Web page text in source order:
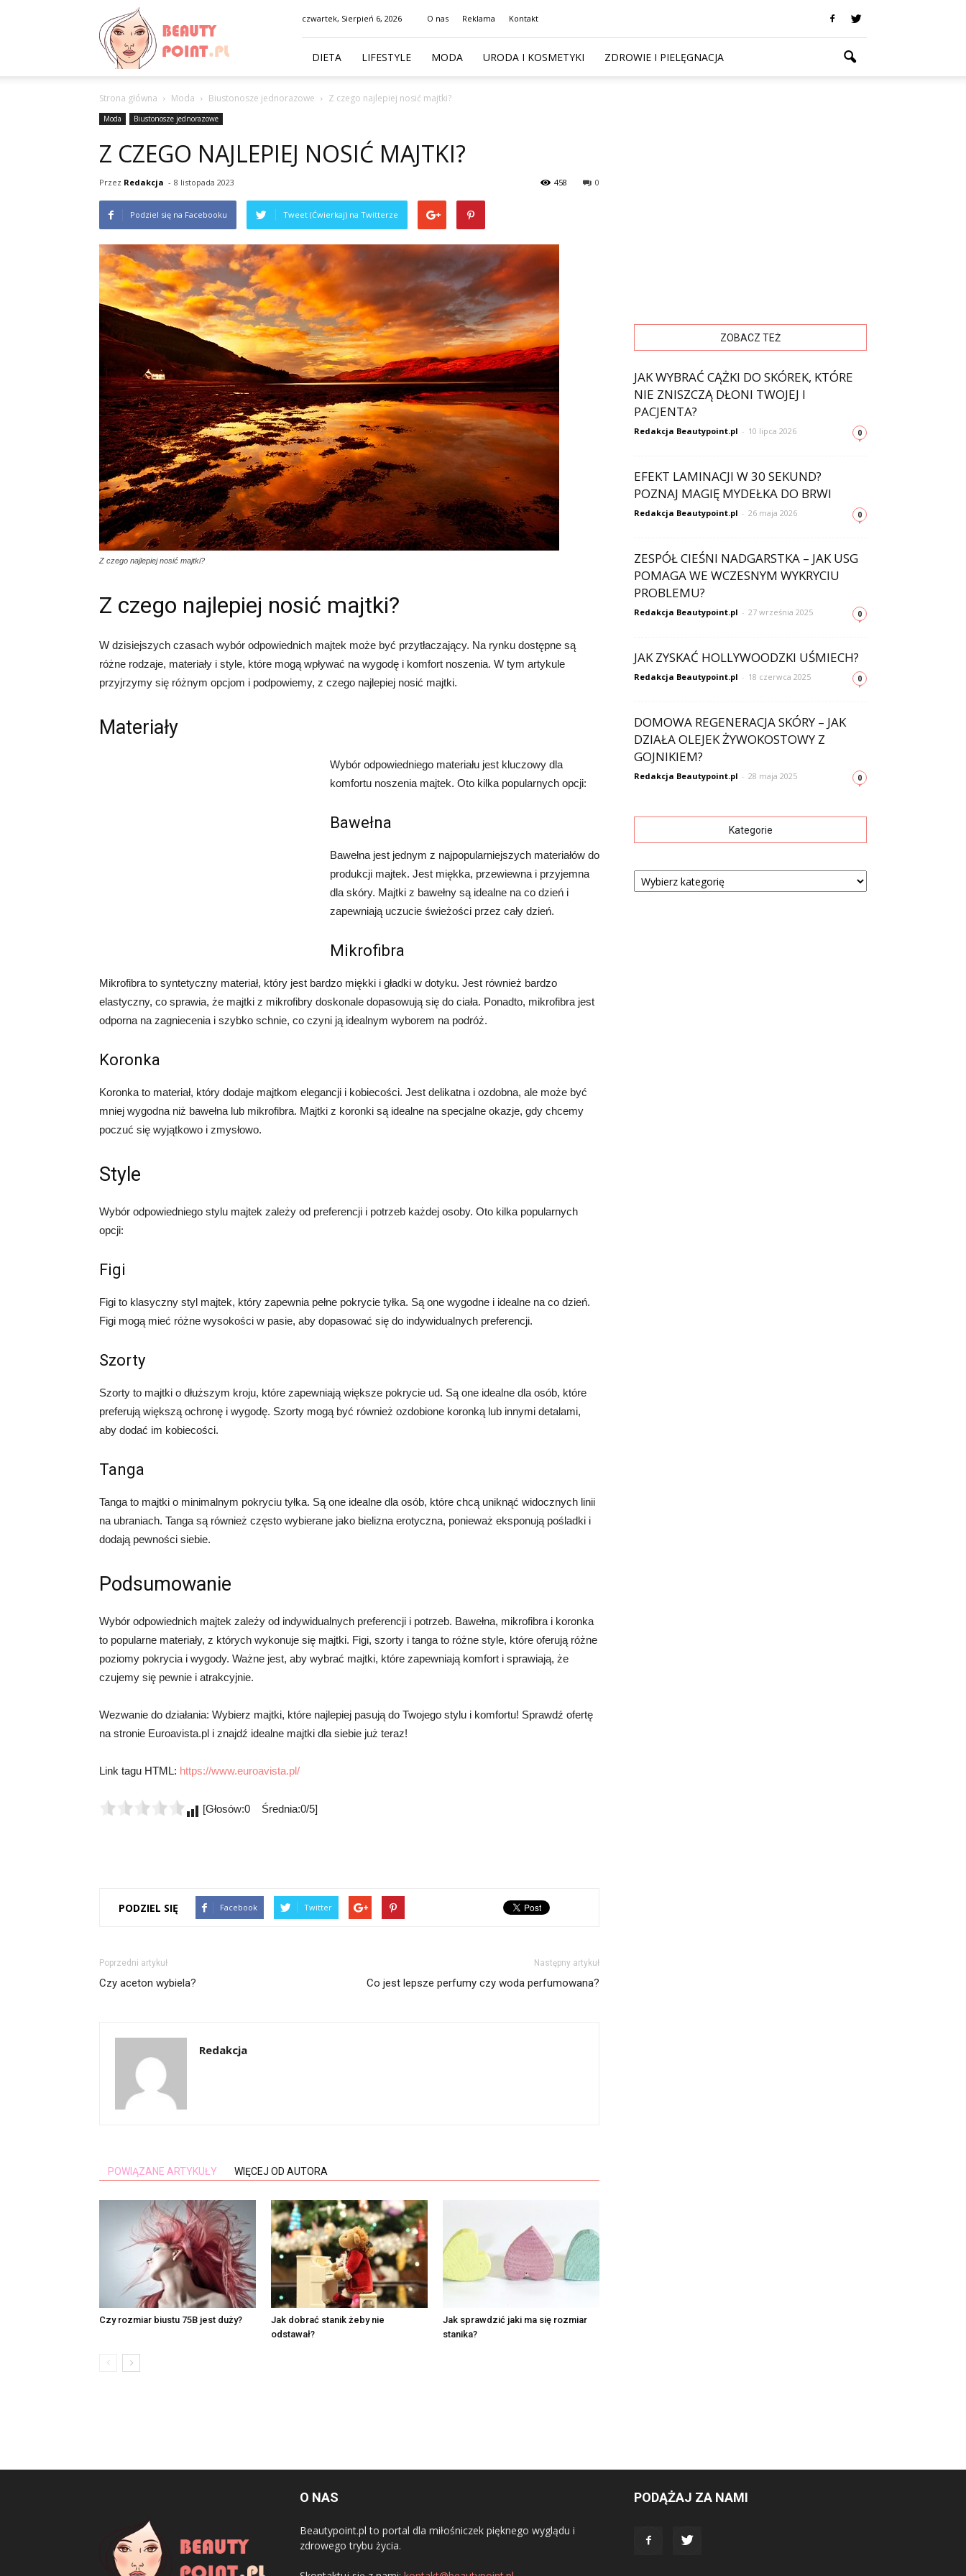
BeautyPoint.pl
czwartek, Sierpień 6, 2026 O nas Reklama Kontakt
DIETA LIFESTYLE MODA URODA I KOSMETYKI ZDROWIE I PIELĘGNACJA
Strona główna Moda Biustonosze jednorazowe Z czego najlepiej nosić majtki?
Moda Biustonosze jednorazowe
Z CZEGO NAJLEPIEJ NOSIĆ MAJTKI?
Przez Redakcja - 8 listopada 2023 0
458
Podziel się na Facebooku Tweet (Ćwierkaj) na Twitterze
Z czego najlepiej nosić majtki?
Z czego najlepiej nosić majtki?
W dzisiejszych czasach wybór odpowiednich majtek może być przytłaczający. Na rynku dostępne są
różne rodzaje, materiały i style, które mogą wpływać na wygodę i komfort noszenia. W tym artykule
przyjrzymy się różnym opcjom i podpowiemy, z czego najlepiej nosić majtki.
Materiały
Wybór odpowiedniego materiału jest kluczowy dla
komfortu noszenia majtek. Oto kilka popularnych opcji:
Bawełna
Bawełna jest jednym z najpopularniejszych materiałów do
produkcji majtek. Jest miękka, przewiewna i przyjemna
dla skóry. Majtki z bawełny są idealne na co dzień i
zapewniają uczucie świeżości przez cały dzień.
Mikrofibra
Mikrofibra to syntetyczny materiał, który jest bardzo miękki i gładki w dotyku. Jest również bardzo
elastyczny, co sprawia, że majtki z mikrofibry doskonale dopasowują się do ciała. Ponadto, mikrofibra jest
odporna na zagniecenia i szybko schnie, co czyni ją idealnym wyborem na podróż.
Koronka
Koronka to materiał, który dodaje majtkom elegancji i kobiecości. Jest delikatna i ozdobna, ale może być
mniej wygodna niż bawełna lub mikrofibra. Majtki z koronki są idealne na specjalne okazje, gdy chcemy
poczuć się wyjątkowo i zmysłowo.
Style
Wybór odpowiedniego stylu majtek zależy od preferencji i potrzeb każdej osoby. Oto kilka popularnych
opcji:
Figi
Figi to klasyczny styl majtek, który zapewnia pełne pokrycie tyłka. Są one wygodne i idealne na co dzień.
Figi mogą mieć różne wysokości w pasie, aby dopasować się do indywidualnych preferencji.
Szorty
Szorty to majtki o dłuższym kroju, które zapewniają większe pokrycie ud. Są one idealne dla osób, które
preferują większą ochronę i wygodę. Szorty mogą być również ozdobione koronką lub innymi detalami,
aby dodać im kobiecości.
Tanga
Tanga to majtki o minimalnym pokryciu tyłka. Są one idealne dla osób, które chcą uniknąć widocznych linii
na ubraniach. Tanga są również często wybierane jako bielizna erotyczna, ponieważ eksponują pośladki i
dodają pewności siebie.
Podsumowanie
Wybór odpowiednich majtek zależy od indywidualnych preferencji i potrzeb. Bawełna, mikrofibra i koronka
to popularne materiały, z których wykonuje się majtki. Figi, szorty i tanga to różne style, które oferują różne
poziomy pokrycia i wygody. Ważne jest, aby wybrać majtki, które zapewniają komfort i sprawiają, że
czujemy się pewnie i atrakcyjnie.
Wezwanie do działania: Wybierz majtki, które najlepiej pasują do Twojego stylu i komfortu! Sprawdź ofertę
na stronie Euroavista.pl i znajdź idealne majtki dla siebie już teraz!
Link tagu HTML: https://www.euroavista.pl/
[Głosów:0 Średnia:0/5]
PODZIEL SIĘ Facebook Twitter
Poprzedni artykuł
Czy aceton wybiela?
Następny artykuł
Co jest lepsze perfumy czy woda perfumowana?
Redakcja
POWIĄZANE ARTYKUŁY WIĘCEJ OD AUTORA
Czy rozmiar biustu 75B jest duży?
Jak dobrać stanik żeby nie
odstawał?
Jak sprawdzić jaki ma się rozmiar
stanika?
ZOBACZ TEŻ
JAK WYBRAĆ CĄŻKI DO SKÓREK, KTÓRE
NIE ZNISZCZĄ DŁONI TWOJEJ I
PACJENTA?
Redakcja Beautypoint.pl - 10 lipca 2026 0
EFEKT LAMINACJI W 30 SEKUND?
POZNAJ MAGIĘ MYDEŁKA DO BRWI
Redakcja Beautypoint.pl - 26 maja 2026 0
ZESPÓŁ CIEŚNI NADGARSTKA – JAK USG
POMAGA WE WCZESNYM WYKRYCIU
PROBLEMU?
Redakcja Beautypoint.pl - 27 września 2025 0
JAK ZYSKAĆ HOLLYWOODZKI UŚMIECH?
Redakcja Beautypoint.pl - 18 czerwca 2025 0
DOMOWA REGENERACJA SKÓRY – JAK
DZIAŁA OLEJEK ŻYWOKOSTOWY Z
GOJNIKIEM?
Redakcja Beautypoint.pl - 28 maja 2025 0
Kategorie
Kategorie
O NAS
Beautypoint.pl to portal dla miłośniczek pięknego wyglądu i
zdrowego trybu życia.
PODĄŻAJ ZA NAMI